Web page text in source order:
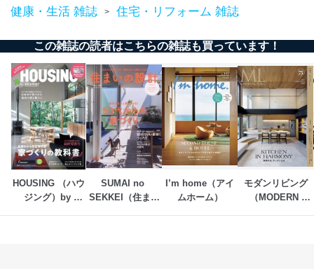
個人情報は、同意を得ずに目的外利用、第三者への提
供・開示は行いません。当社においてはこれらの取り組
ます。また、目的外利用を行わないために、適切な管理
法令遵守
当社は、個人情報に関連する法令、国が定める指針及び
その他の規範を遵守します。また、当社の管理の仕組み
に、これらの法令及びその他の規範を常に適合させま
す。
当社は、個人情報の正確性及び安全性を確保するため
に、下記セキュリティ対策をはじめとする安全対策を実
健康・生活 雑誌 > 住宅・リフォーム 雑誌
この雑誌の読者はこちらの雑誌も買っています！
HOUSING （ハウ
ジング）by
SUMAI no
SEKKEI（住まい
I’m home（アイ
ムホーム）
モダンリビング
（MODERN